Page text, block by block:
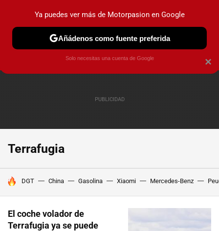
PRUEBAS COCHES ELÉCTRICOS OBSERVATORIO
Terrafugia
HOY SE HABLA DE
DGT China Gasolina Xiaomi Mercedes-Benz
El coche volador de
Terrafugia ya se puede
×
Ya puedes ver más de Motorpasion en Google
Añádenos como fuente preferida
Solo necesitas una cuenta de Google